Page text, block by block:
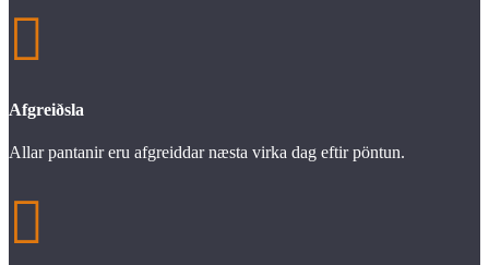

Afgreiðsla
Allar pantanir eru afgreiddar næsta virka dag eftir pöntun.
